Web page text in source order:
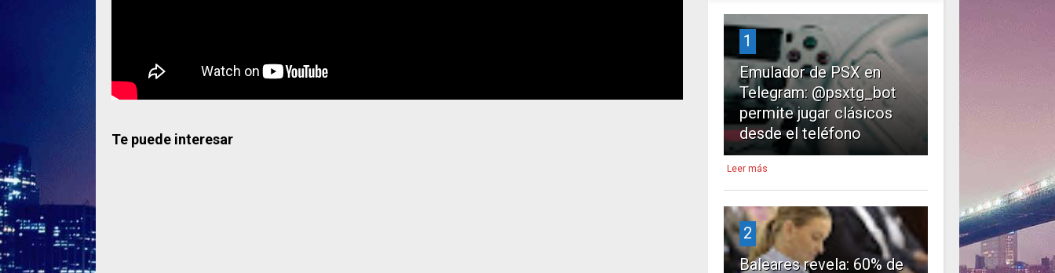
Te puede interesar
1
Emulador de PSX en
Telegram: @psxtg_bot
permite jugar clásicos
desde el teléfono
Leer más
2
Baleares revela: 60% de